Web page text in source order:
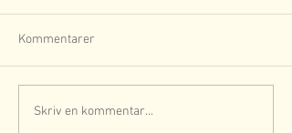
Kommentarer
Skriv en kommentar...